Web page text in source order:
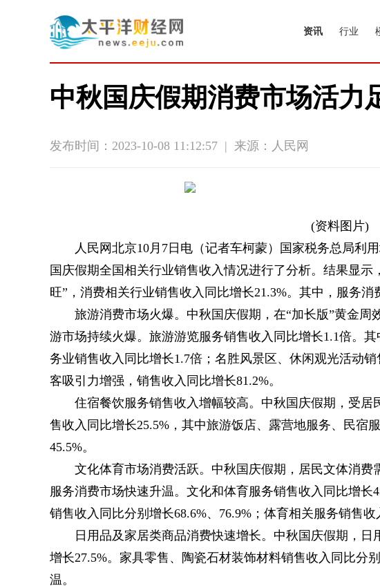
资讯 行业
中秋国庆假期消费市场活力
发布时间：2023-10-08 11:12:57 | 来源：人民网
(资料图片)
人民网北京10月7日电（记者车柯蒙）国家税务总局利
国庆假期全国相关行业销售收入情况进行了分析。结果显
旺”，消费相关行业销售收入同比增长21.3%。其中，服务消
旅游消费市场火爆。中秋国庆假期，在“加长版”黄金
游市场持续火爆。旅游游览服务销售收入同比增长1.1倍。
务业销售收入同比增长1.7倍；名胜风景区、休闲观光活动
客吸引力增强，销售收入同比增长81.2%。
住宿餐饮服务销售收入增幅较高。中秋国庆假期，受
售收入同比增长25.5%，其中旅游饭店、露营地服务、民宿
45.5%。
文化体育市场消费活跃。中秋国庆假期，居民文体消费
服务消费市场快速升温。文化和体育服务销售收入同比增
销售收入同比分别增长68.6%、76.9%；体育相关服务销售收
日用品及家居类商品消费快速增长。中秋国庆假期，
增长27.5%。家具零售、陶瓷石材装饰材料销售收入同比分
温。